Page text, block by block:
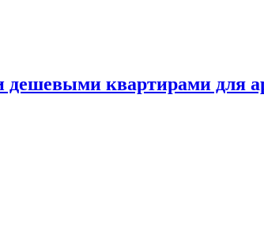
квартирами для